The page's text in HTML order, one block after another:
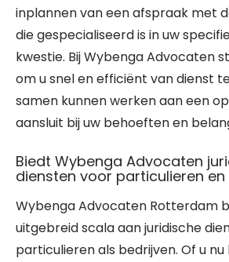
inplannen van een afspraak met
die gespecialiseerd is in uw
kwestie. Bij Wybenga Advocaten
om u snel en efficiënt van dienst
samen kunnen werken aan een
aansluit bij uw behoeften en
Biedt Wybenga Advocaten
diensten voor particulieren en
Wybenga Advocaten Rotterdam
uitgebreid scala aan juridische
particulieren als bedrijven. Of u